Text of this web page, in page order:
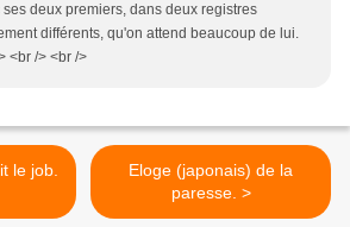
ses deux premiers, dans deux registres
différents, qu'on attend beaucoup de lui.
<br /> <br />
le job.
Eloge (japonais) de la
paresse. >